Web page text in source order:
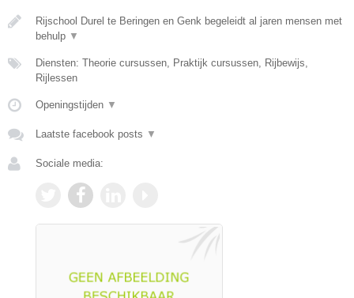
Rijschool Durel te Beringen en Genk begeleidt al jaren mensen met
behulp ▼
Diensten: Theorie cursussen, Praktijk cursussen, Rijbewijs,
Rijlessen
Openingstijden ▼
Laatste facebook posts ▼
Sociale media: